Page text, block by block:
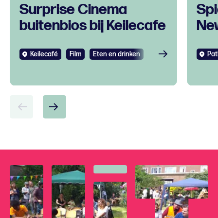
Surprise Cinema
buitenbios bij Keilecafe
Keilecafé Film Eten en drinken